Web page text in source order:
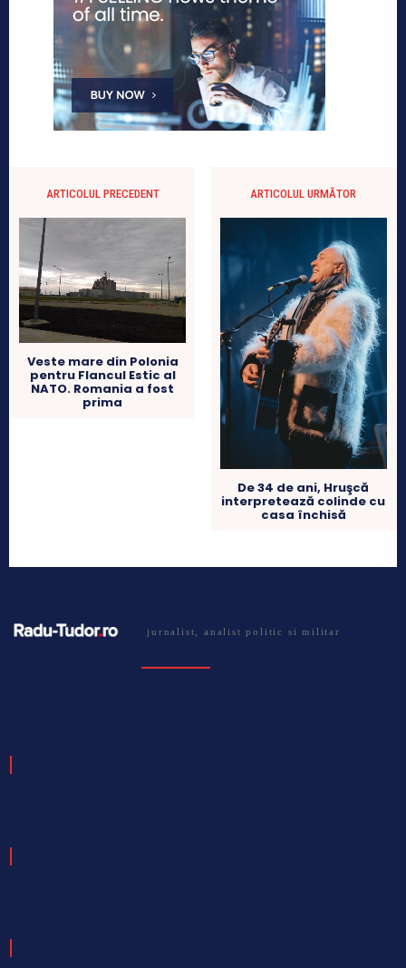
ARTICOLUL PRECEDENT
Veste mare din Polonia
pentru Flancul Estic al
NATO. Romania a fost
prima
ARTICOLUL URMĂTOR
De 34 de ani, Hruşcă
interpretează colinde cu
casa închisă
jurnalist, analist politic si militar